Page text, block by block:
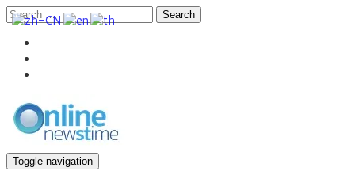
Search
Toggle navigation